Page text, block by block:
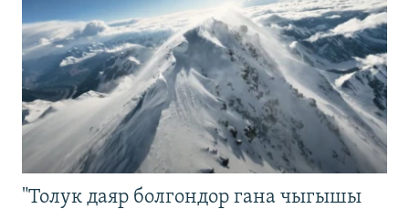
"Толук даяр болгондор гана чыгышы